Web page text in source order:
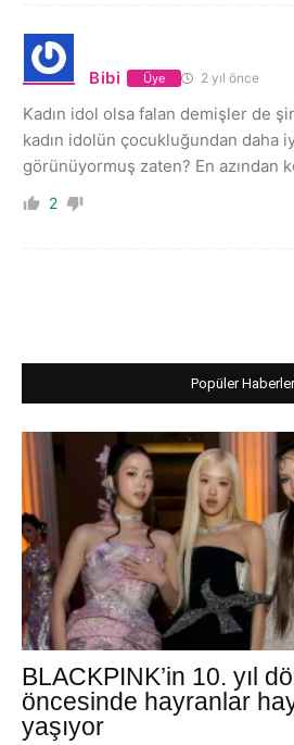
Bibi Üye 2 yıl önce
Kadın idol olsa falan demişler de
kadın idolün çocukluğundan daha
görünüyormuş zaten? En azından
2
Popüler Haberler
BLACKPINK’in 10. yıl
öncesinde hayranlar
yaşıyor